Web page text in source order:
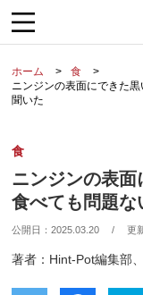
ホーム
食
ニンジンの表面にできた
聞いた
食
ニンジンの表
食べても問題
公開日：2025.03.20 / 更
著者：Hint-Pot編集部